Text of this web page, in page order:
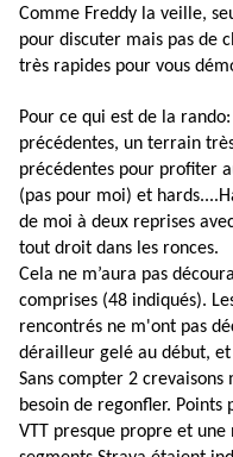
Comme Freddy la veille,
pour discuter mais pas de
très rapides pour vous
Pour ce qui est de la
précédentes, un terrain
précédentes pour profiter
(pas pour moi) et
de moi à deux reprises
tout droit dans les ronces.
Cela ne m’aura pas
comprises (48 indiqués).
rencontrés ne m'ont pas
dérailleur gelé au début, et
Sans compter 2
besoin de regonfler.
VTT presque propre et